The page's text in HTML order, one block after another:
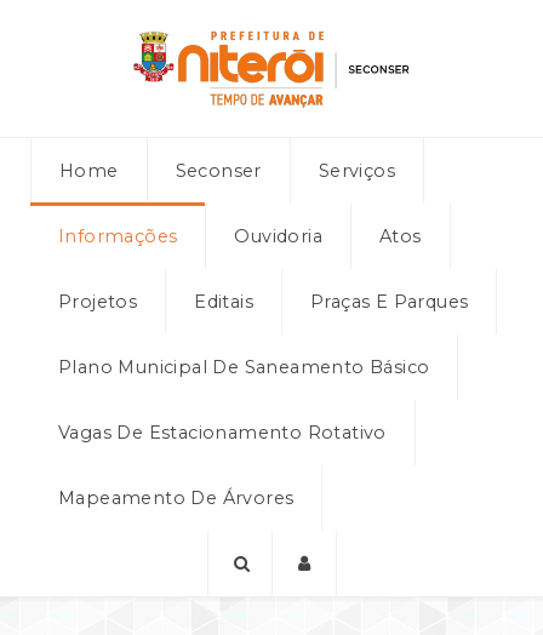
Home Seconser Serviços
Informações Ouvidoria Atos
Projetos Editais Praças E Parques
Plano Municipal De Saneamento Básico
Vagas De Estacionamento Rotativo
Mapeamento De Árvores